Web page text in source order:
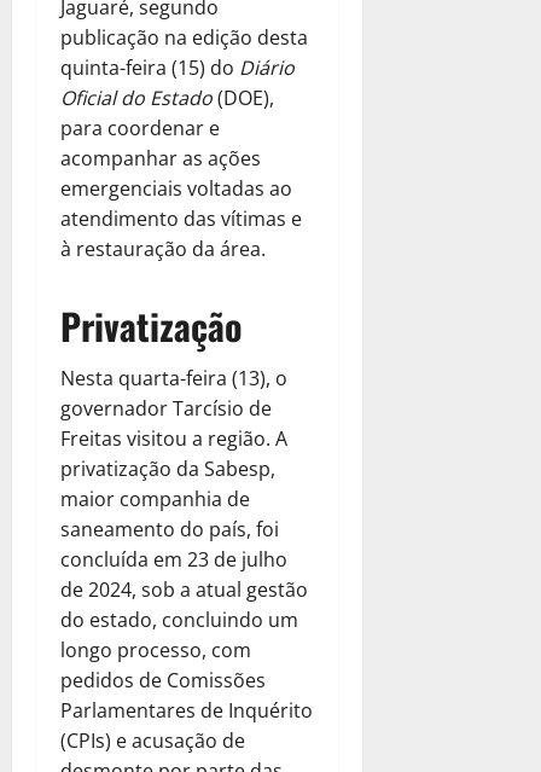
Jaguaré, segundo
publicação na edição desta
quinta-feira (15) do Diário
Oficial do Estado(DOE),
para coordenar e
acompanhar as ações
emergenciais voltadas ao
atendimento das vítimas e
à restauração da área.
Privatização
Nesta quarta-feira (13), o
governador Tarcísio de
Freitas visitou a região. A
privatização da Sabesp,
maior companhia de
saneamento do país, foi
concluída em 23 de julho
de 2024, sob a atual gestão
do estado, concluindo um
longo processo, com
pedidos de Comissões
Parlamentares de Inquérito
(CPIs) e acusação de